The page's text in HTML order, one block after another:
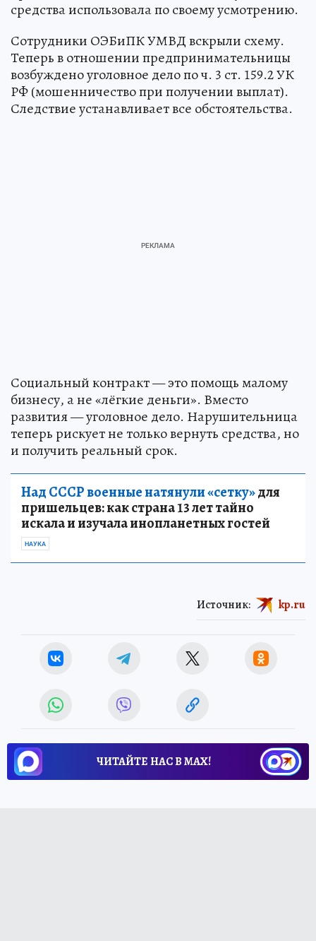
средства использовала по своему усмотрению.
Сотрудники ОЭБиПК УМВД вскрыли схему.
Теперь в отношении предпринимательницы
возбуждено уголовное дело по ч. 3 ст. 159.2 УК
РФ (мошенничество при получении выплат).
Следствие устанавливает все обстоятельства.
Социальный контракт — это помощь малому
бизнесу, а не «лёгкие деньги». Вместо
развития — уголовное дело. Нарушительница
теперь рискует не только вернуть средства, но
и получить реальный срок.
Над СССР военные натянули «сетку»для
пришельцев: как страна 13 лет тайно
искала и изучала инопланетных гостей
НАУКА
Источник: kp.ru
ЧИТАЙТЕ НАС В МАХ!